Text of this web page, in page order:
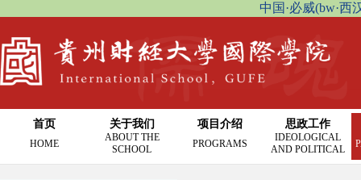
中国·必威(bw·西
首页
HOME
关于我们
ABOUT THE
SCHOOL
项目介绍
PROGRAMS
思政工作
IDEOLOGICAL
AND POLITICAL